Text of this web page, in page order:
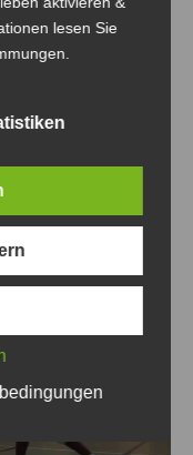
lesen Sie